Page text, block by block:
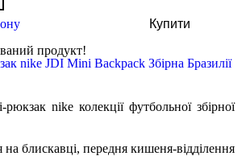
Купити
продукт!
nike колекції футбольної збірної
на блискавці, передня кишеня-відділення